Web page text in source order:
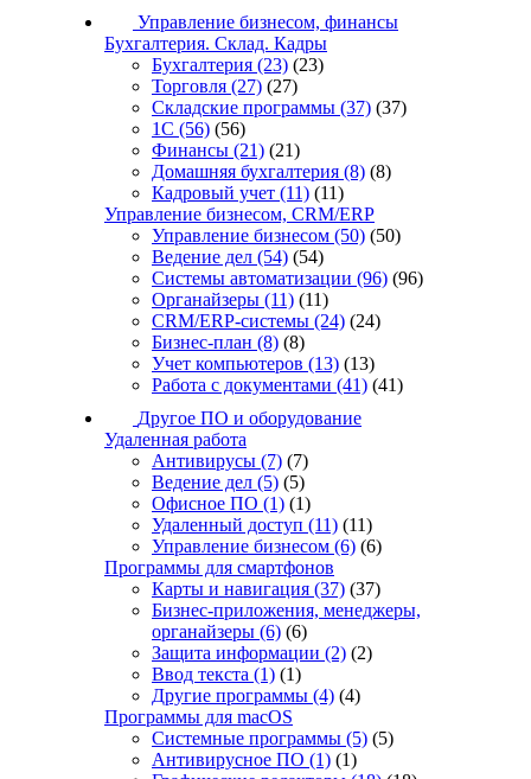
Управление бизнесом, финансы
Бухгалтерия. Склад. Кадры
Бухгалтерия (23) (23)
Торговля (27) (27)
Складские программы (37) (37)
1С (56) (56)
Финансы (21) (21)
Домашняя бухгалтерия (8) (8)
Кадровый учет (11) (11)
Управление бизнесом, CRM/ERP
Управление бизнесом (50) (50)
Ведение дел (54) (54)
Системы автоматизации (96) (96)
Органайзеры (11) (11)
CRM/ERP-системы (24) (24)
Бизнес-план (8) (8)
Учет компьютеров (13) (13)
Работа с документами (41) (41)
Другое ПО и оборудование
Удаленная работа
Антивирусы (7) (7)
Ведение дел (5) (5)
Офисное ПО (1) (1)
Удаленный доступ (11) (11)
Управление бизнесом (6) (6)
Программы для смартфонов
Карты и навигация (37) (37)
Бизнес-приложения, менеджеры,
органайзеры (6) (6)
Защита информации (2) (2)
Ввод текста (1) (1)
Другие программы (4) (4)
Программы для macOS
Системные программы (5) (5)
Антивирусное ПО (1) (1)